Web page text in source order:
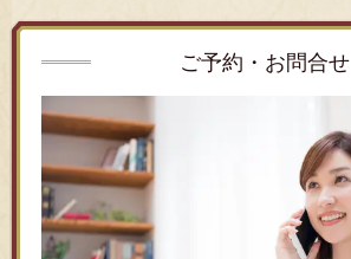
ご予約・お問合せ